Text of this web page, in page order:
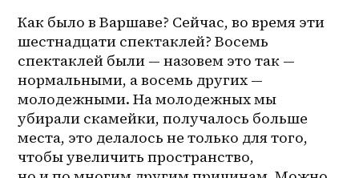
Как было в Варшаве? Сейчас, во время эти
шестнадцати спектаклей? Восемь
спектаклей были — назовем это так —
нормальными, а восемь других —
молодежными. На молодежных мы
убирали скамейки, получалось больше
места, это делалось не только для того,
чтобы увеличить пространство,